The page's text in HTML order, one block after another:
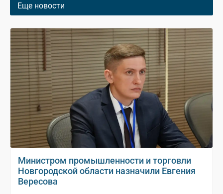
Еще новости
Министром промышленности и торговли
Новгородской области назначили Евгения
Вересова